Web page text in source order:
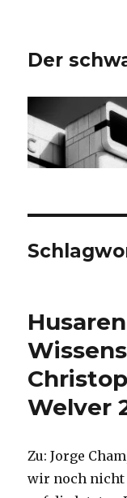
Der
Welver
Zu: Jorge
wir noch nicht